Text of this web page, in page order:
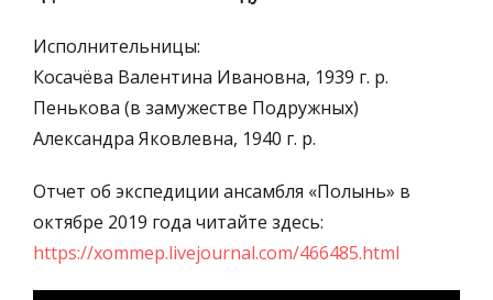
Исполнительницы:
Косачёва Валентина Ивановна, 1939 г. р.
Пенькова (в замужестве Подружных)
Александра Яковлевна, 1940 г. р.
Отчет об экспедиции ансамбля «Полынь» в
октябре 2019 года читайте здесь:
https://xommep.livejournal.com/466485.html